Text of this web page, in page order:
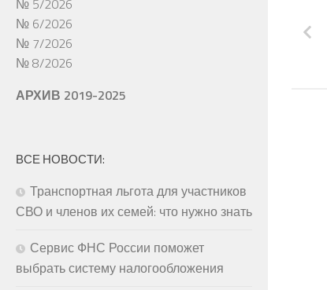
№ 5/2026
№ 6/2026
№ 7/2026
№ 8/2026
АРХИВ 2019-2025
ВСЕ НОВОСТИ:
Транспортная льгота для участников
СВО и членов их семей: что нужно знать
Сервис ФНС России поможет
выбрать систему налогообложения